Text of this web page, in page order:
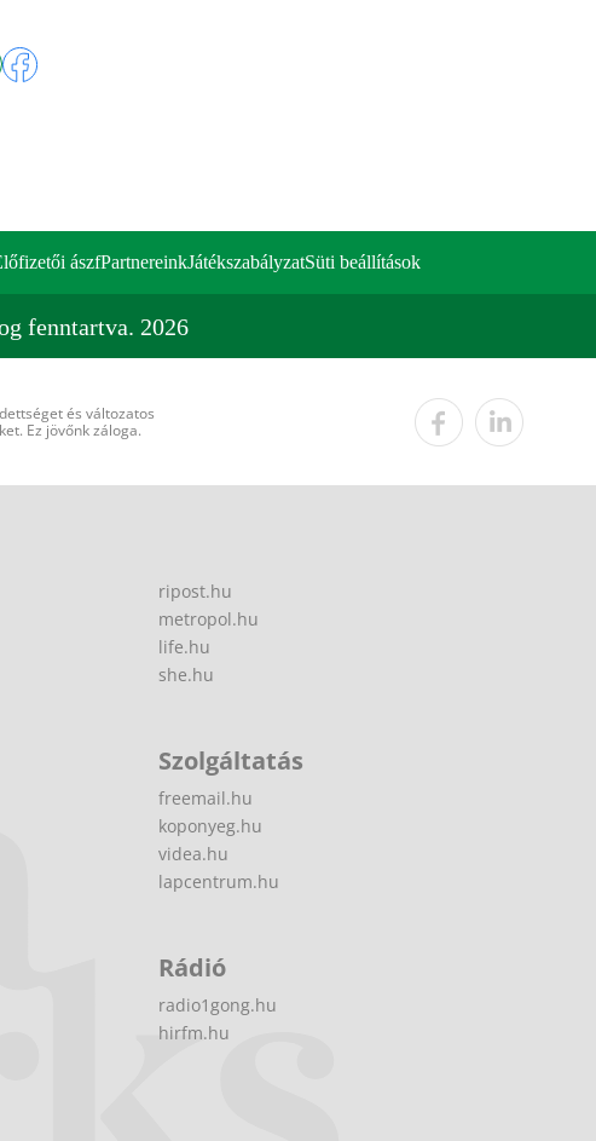
ászfPartnereinkJátékszabályzatSüti beállítások
fenntartva. 2026
és változatos
Ez jövőnk záloga.
ripost.hu
metropol.hu
life.hu
she.hu
Szolgáltatás
freemail.hu
koponyeg.hu
videa.hu
lapcentrum.hu
Rádió
radio1gong.hu
hirfm.hu